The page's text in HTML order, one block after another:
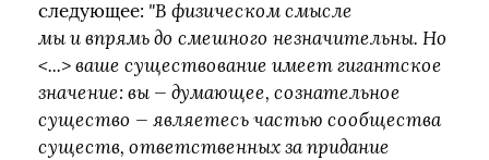
следующее: "В физическом смысле
мы и впрямь до смешного незначительны. Но
<...> ваше существование имеет гигантское
значение: вы — думающее, сознательное
существо — являетесь частью сообщества
существ, ответственных за придание